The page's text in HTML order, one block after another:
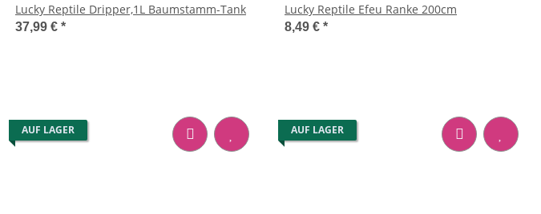
Lucky Reptile Dripper,1L Baumstamm-Tank
37,99 € *
Lucky Reptile Efeu Ranke 200cm
8,49 € *
AUF LAGER AUF LAGER